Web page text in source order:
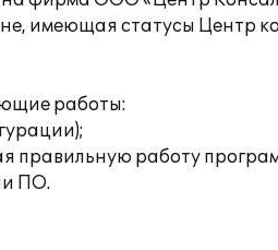
имеющая статусы Центр
работы:
правильную работу
ПО.